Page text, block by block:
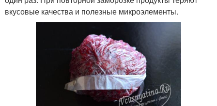
вкусовые качества и полезные микроэлементы.